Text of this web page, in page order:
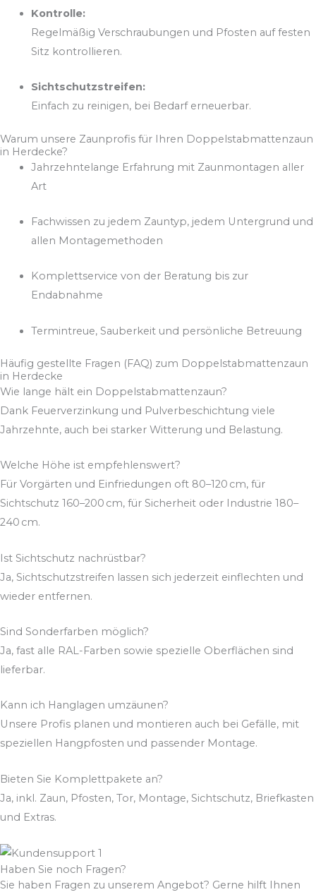
Kontrolle:
Regelmäßig Verschraubungen und Pfosten auf festen
Sitz kontrollieren.
Sichtschutzstreifen:
Einfach zu reinigen, bei Bedarf erneuerbar.
Warum unsere Zaunprofis für Ihren Doppelstabmattenzaun
in Herdecke?
Jahrzehntelange Erfahrung mit Zaunmontagen aller
Art
Fachwissen zu jedem Zauntyp, jedem Untergrund und
allen Montagemethoden
Komplettservice von der Beratung bis zur
Endabnahme
Termintreue, Sauberkeit und persönliche Betreuung
Häufig gestellte Fragen (FAQ) zum Doppelstabmattenzaun
in Herdecke
Wie lange hält ein Doppelstabmattenzaun?
Dank Feuerverzinkung und Pulverbeschichtung viele
Jahrzehnte, auch bei starker Witterung und Belastung.
Welche Höhe ist empfehlenswert?
Für Vorgärten und Einfriedungen oft 80–120 cm, für
Sichtschutz 160–200 cm, für Sicherheit oder Industrie 180–
240 cm.
Ist Sichtschutz nachrüstbar?
Ja, Sichtschutzstreifen lassen sich jederzeit einflechten und
wieder entfernen.
Sind Sonderfarben möglich?
Ja, fast alle RAL-Farben sowie spezielle Oberflächen sind
lieferbar.
Kann ich Hanglagen umzäunen?
Unsere Profis planen und montieren auch bei Gefälle, mit
speziellen Hangpfosten und passender Montage.
Bieten Sie Komplettpakete an?
Ja, inkl. Zaun, Pfosten, Tor, Montage, Sichtschutz, Briefkasten
und Extras.
Haben Sie noch Fragen?
Sie haben Fragen zu unserem Angebot? Gerne hilft Ihnen